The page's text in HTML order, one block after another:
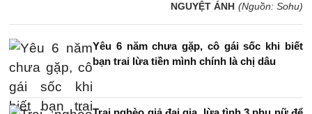
NGUYỆT ÁNH (Nguồn: Sohu)
Yêu 6 năm chưa gặp, cô gái sốc khi biết
bạn trai lừa tiền mình chính là chị dâu